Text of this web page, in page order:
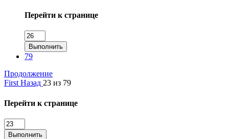
Перейти к странице
Выполнить
79
Продолжение
First Назад 23 из 79
Перейти к странице
Выполнить